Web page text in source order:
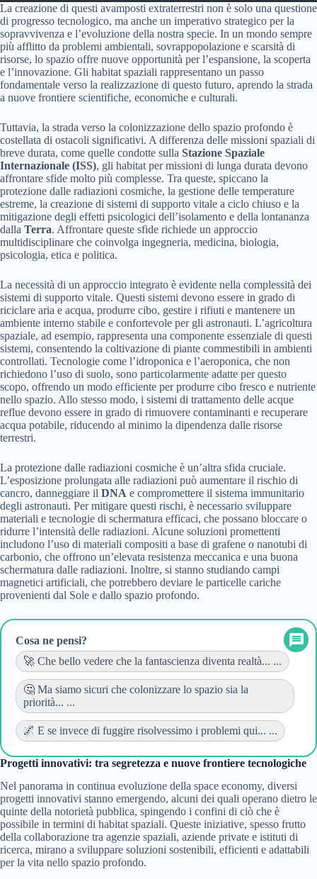
La creazione di questi avamposti extraterrestri non è solo una questione
di progresso tecnologico, ma anche un imperativo strategico per la
sopravvivenza e l’evoluzione della nostra specie. In un mondo sempre
più afflitto da problemi ambientali, sovrappopolazione e scarsità di
risorse, lo spazio offre nuove opportunità per l’espansione, la scoperta
e l’innovazione. Gli habitat spaziali rappresentano un passo
fondamentale verso la realizzazione di questo futuro, aprendo la strada
a nuove frontiere scientifiche, economiche e culturali.
Tuttavia, la strada verso la colonizzazione dello spazio profondo è
costellata di ostacoli significativi. A differenza delle missioni spaziali di
breve durata, come quelle condotte sulla Stazione Spaziale
Internazionale (ISS), gli habitat per missioni di lunga durata devono
affrontare sfide molto più complesse. Tra queste, spiccano la
protezione dalle radiazioni cosmiche, la gestione delle temperature
estreme, la creazione di sistemi di supporto vitale a ciclo chiuso e la
mitigazione degli effetti psicologici dell’isolamento e della lontananza
dalla Terra. Affrontare queste sfide richiede un approccio
multidisciplinare che coinvolga ingegneria, medicina, biologia,
psicologia, etica e politica.
La necessità di un approccio integrato è evidente nella complessità dei
sistemi di supporto vitale. Questi sistemi devono essere in grado di
riciclare aria e acqua, produrre cibo, gestire i rifiuti e mantenere un
ambiente interno stabile e confortevole per gli astronauti. L’agricoltura
spaziale, ad esempio, rappresenta una componente essenziale di questi
sistemi, consentendo la coltivazione di piante commestibili in ambienti
controllati. Tecnologie come l’idroponica e l’aeroponica, che non
richiedono l’uso di suolo, sono particolarmente adatte per questo
scopo, offrendo un modo efficiente per produrre cibo fresco e nutriente
nello spazio. Allo stesso modo, i sistemi di trattamento delle acque
reflue devono essere in grado di rimuovere contaminanti e recuperare
acqua potabile, riducendo al minimo la dipendenza dalle risorse
terrestri.
La protezione dalle radiazioni cosmiche è un’altra sfida cruciale.
L’esposizione prolungata alle radiazioni può aumentare il rischio di
cancro, danneggiare il DNA e compromettere il sistema immunitario
degli astronauti. Per mitigare questi rischi, è necessario sviluppare
materiali e tecnologie di schermatura efficaci, che possano bloccare o
ridurre l’intensità delle radiazioni. Alcune soluzioni promettenti
includono l’uso di materiali compositi a base di grafene o nanotubi di
carbonio, che offrono un’elevata resistenza meccanica e una buona
schermatura dalle radiazioni. Inoltre, si stanno studiando campi
magnetici artificiali, che potrebbero deviare le particelle cariche
provenienti dal Sole e dallo spazio profondo.
Cosa ne pensi?
🚀 Che bello vedere che la fantascienza diventa realtà... ...
🤔 Ma siamo sicuri che colonizzare lo spazio sia la
priorità... ...
🌌 E se invece di fuggire risolvessimo i problemi qui... ...
Progetti innovativi: tra segretezza e nuove frontiere tecnologiche
Nel panorama in continua evoluzione della space economy, diversi
progetti innovativi stanno emergendo, alcuni dei quali operano dietro le
quinte della notorietà pubblica, spingendo i confini di ciò che è
possibile in termini di habitat spaziali. Queste iniziative, spesso frutto
della collaborazione tra agenzie spaziali, aziende private e istituti di
ricerca, mirano a sviluppare soluzioni sostenibili, efficienti e adattabili
per la vita nello spazio profondo.